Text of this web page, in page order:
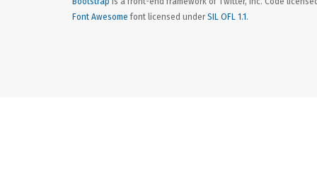
Font Awesome font licensed underSIL OFL 1.1 .